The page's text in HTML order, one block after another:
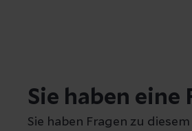
Sie haben eine
Sie haben Fragen zu